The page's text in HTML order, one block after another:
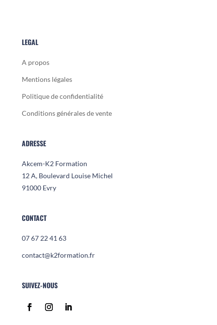
LEGAL
A propos
Mentions légales
Politique de confidentialité
Conditions générales de vente
ADRESSE
Akcem-K2 Formation
12 A, Boulevard Louise Michel
91000 Evry
CONTACT
07 67 22 41 63
contact@k2formation.fr
SUIVEZ-NOUS